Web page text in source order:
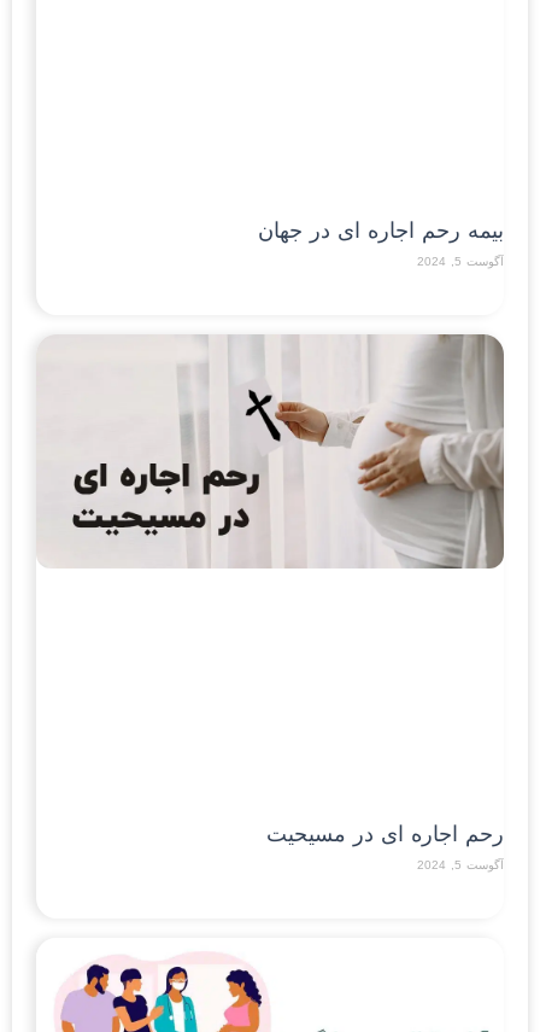
بیمه رحم اجاره ای در جهان
آگوست 5, 2024
رحم اجاره ای در مسیحیت
آگوست 5, 2024